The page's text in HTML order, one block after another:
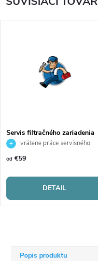
Popis produktu
Servis filtračného zariadenia
vrátene práce servisného
technika
od €59
DETAIL